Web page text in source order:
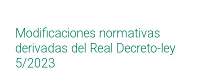
Modificaciones normativas
derivadas del Real Decreto-ley
5/2023